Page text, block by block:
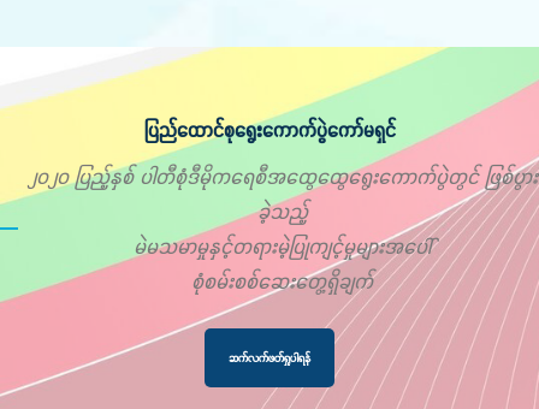
ပြည်ထောင်စုရွေးကောက်ပွဲကော်မရှင်
၂၀၂၀ ပြည့်နှစ် ပါတီစုံဒီမိုကရေစီအထွေထွေရွေးကောက်ပွဲတွင် ဖြစ်ပွား
ခဲ့သည့်
မဲမသမာမှုနှင့်တရားမဲ့ပြုကျင့်မှုများအပေါ်
စုံစမ်းစစ်ဆေးတွေ့ရှိချက်
ဆက်လက်ဖတ်ရှုပါရန်